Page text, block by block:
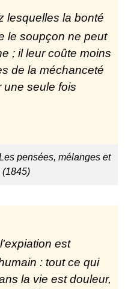
lesquelles la bonté
le soupçon ne peut
; il leur coûte moins
de la méchanceté
seule fois
pensées, mélanges et
(1845)
est
: tout ce qui
la vie est douleur,